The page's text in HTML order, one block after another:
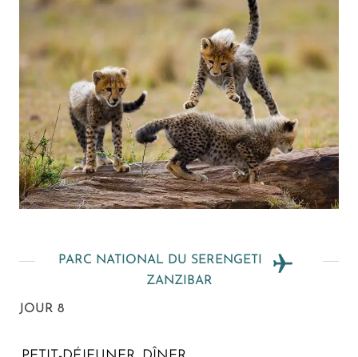
PARC NATIONAL DU SERENGETI
ZANZIBAR
JOUR 8